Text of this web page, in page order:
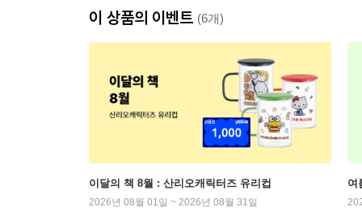
이 상품의 이벤트 (6개)
이달의 책 8월 : 산리오캐릭터즈 유리컵
2026년 08월 01일 ~ 2026년 08월 31일
여